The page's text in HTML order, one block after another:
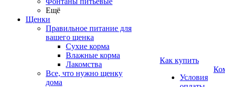
Ещё
Щенки
Правильное питание для
вашего щенка
Сухие корма
Влажные корма
Лакомства
Все, что нужно щенку
дома
Как купить
Условия